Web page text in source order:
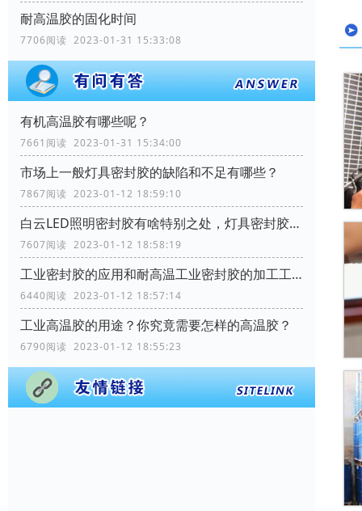
耐高温胶的固化时间
7706阅读 2023-01-31 15:33:08
有机高温胶有哪些呢？
7661阅读 2023-01-31 15:34:00
市场上一般灯具密封胶的缺陷和不足有哪些？
7867阅读 2023-01-12 18:59:10
白云LED照明密封胶有啥特别之处，灯具密封胶需要哪些性能？
7607阅读 2023-01-12 18:58:19
工业密封胶的应用和耐高温工业密封胶的加工工艺流程？
6440阅读 2023-01-12 18:57:14
工业高温胶的用途？你究竟需要怎样的高温胶？
6790阅读 2023-01-12 18:55:23